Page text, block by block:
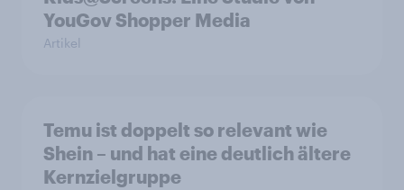
YouGov Shopper Media
Artikel
Temu ist doppelt so relevant wie
Shein – und hat eine deutlich ältere
Kernzielgruppe